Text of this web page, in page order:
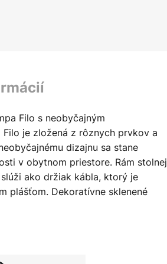
Filo s neobyčajným
je zložená z rôznych prvkov a
dizajnu sa stane
v obytnom priestore. Rám stolnej
ako držiak kábla, ktorý je
plášťom. Dekoratívne sklenené
a spracované ručne.
vyrobené z porcelánu. Stolná
vypínača integrovaného v